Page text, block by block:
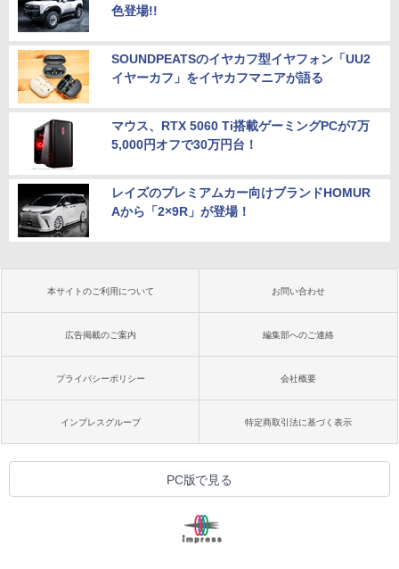
色登場!!
SOUNDPEATSのイヤカフ型イヤフォン「UU2
イヤーカフ」をイヤカフマニアが語る
マウス、RTX 5060 Ti搭載ゲーミングPCが7万
5,000円オフで30万円台！
レイズのプレミアムカー向けブランドHOMUR
Aから「2×9R」が登場！
本サイトのご利用について お問い合わせ
広告掲載のご案内 編集部へのご連絡
プライバシーポリシー 会社概要
インプレスグループ 特定商取引法に基づく表示
PC版で見る